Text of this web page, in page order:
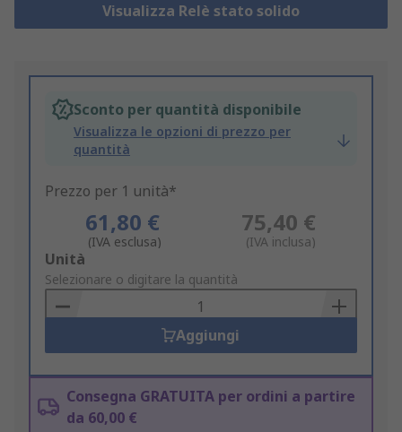
Visualizza Relè stato solido
Sconto per quantità disponibile
Visualizza le opzioni di prezzo per
quantità
Prezzo per 1 unità*
61,80 €
(IVA esclusa)
75,40 €
(IVA inclusa)
Add
to
Basket
Unità
Selezionare o digitare la quantità
Aggiungi
Consegna GRATUITA per ordini a partire
da 60,00 €